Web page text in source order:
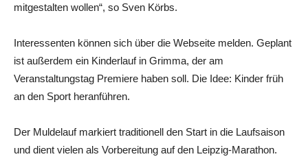
mitgestalten wollen“, so Sven Körbs.
Interessenten können sich über die Webseite melden. Geplant
ist außerdem ein Kinderlauf in Grimma, der am
Veranstaltungstag Premiere haben soll. Die Idee: Kinder früh
an den Sport heranführen.
Der Muldelauf markiert traditionell den Start in die Laufsaison
und dient vielen als Vorbereitung auf den Leipzig-Marathon.